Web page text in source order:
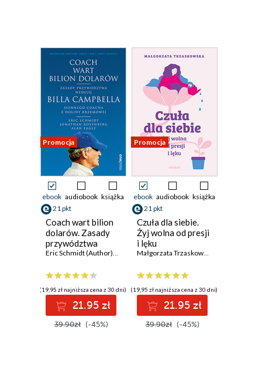
Promocja
ebook audiobook książka
21 pkt
Coach wart bilion
dolarów. Zasady
przywództwa
według Billa
słynnego coacha z
Doliny Krzemowej
Eric Schmidt (Author)
,Jonathan Rosenberg (Author),
(19,95 zł najniższa cena z 30 dni)
21.95 zł
39.90zł (-45%)
Promocja
ebook audiobook książka
21 pkt
Czuła dla siebie.
Żyj wolna od presji
i lęku
Małgorzata Trzaskowska
(19,95 zł najniższa cena z 30 dni)
21.95 zł
39.90zł (-45%)